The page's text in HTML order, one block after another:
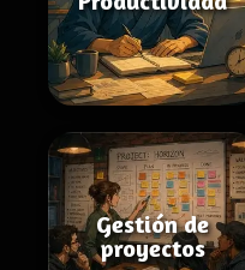
Gestión de
proyectos